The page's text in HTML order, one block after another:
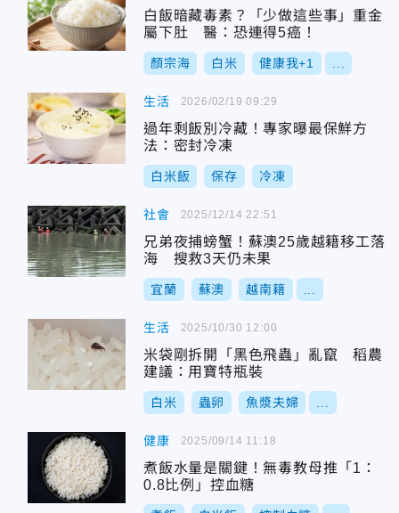
白飯暗藏毒素？「少做這些事」重金
屬下肚 醫：恐連得5癌！
顏宗海 白米 健康我+1
生活
過年剩飯別冷藏！專家曝最保鮮方
法：密封冷凍
白米飯 保存 冷凍
2026/02/19 09:29
社會
兄弟夜捕螃蟹！蘇澳25歲越籍移工落
海 搜救3天仍未果
宜蘭 蘇澳 越南籍
2025/12/14 22:51
生活
米袋剛拆開「黑色飛蟲」亂竄 稻農
建議：用寶特瓶裝
白米 蟲卵 魚漿夫婦
2025/10/30 12:00
健康
煮飯水量是關鍵！無毒教母推「1：
0.8比例」控血糖
2025/09/14 11:18